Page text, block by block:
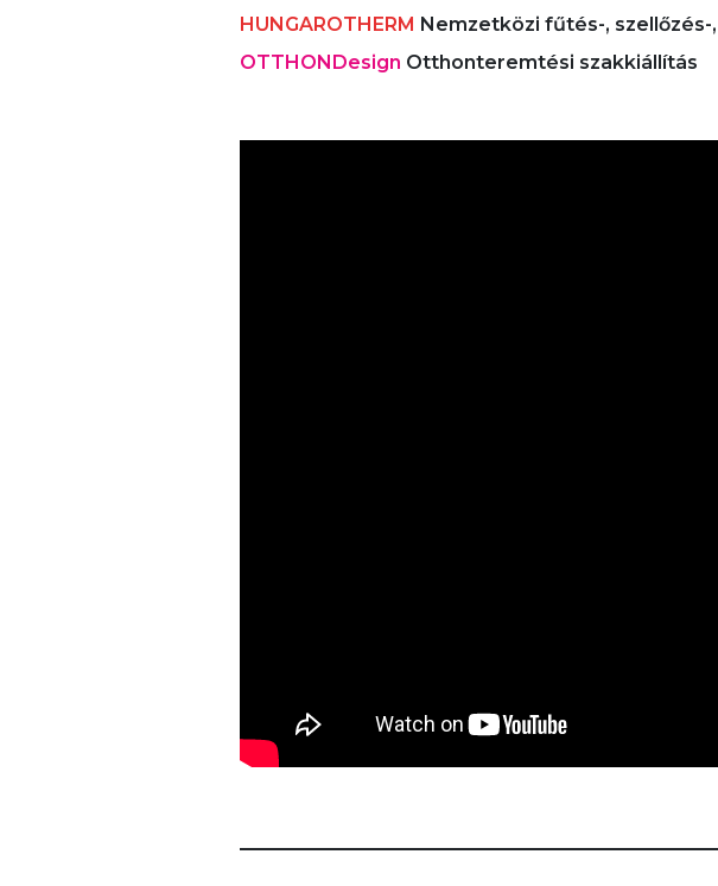
HUNGAROTHERM Nemzetközi fűtés-,
OTTHONDesign Otthonteremtési szakkiállítás